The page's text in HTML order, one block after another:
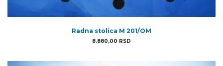
Radna stolica M 201/OM
8.880,00 RSD